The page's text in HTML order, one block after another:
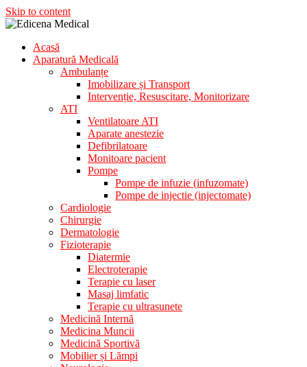
Skip to content
Edicena Medical
Aparatura Medicala
Acasă
Aparatură Medicală
Ambulanțe
Imobilizare și Transport
Intervenție, Resuscitare, Monitorizare
ATI
Ventilatoare ATI
Aparate anestezie
Defibrilatoare
Monitoare pacient
Pompe
Pompe de infuzie (infuzomate)
Pompe de injectie (injectomate)
Cardiologie
Chirurgie
Dermatologie
Fizioterapie
Diatermie
Electroterapie
Terapie cu laser
Masaj limfatic
Terapie cu ultrasunete
Medicină Internă
Medicina Muncii
Medicină Sportivă
Mobilier și Lămpi